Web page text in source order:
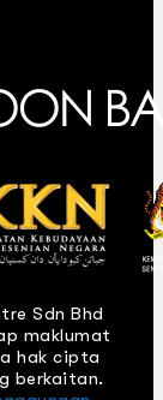
Sdn Bhd
maklumat
hak cipta
berkaitan.